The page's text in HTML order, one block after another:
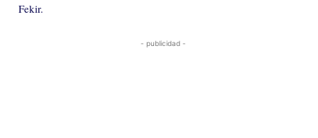
Fekir.
- publicidad -